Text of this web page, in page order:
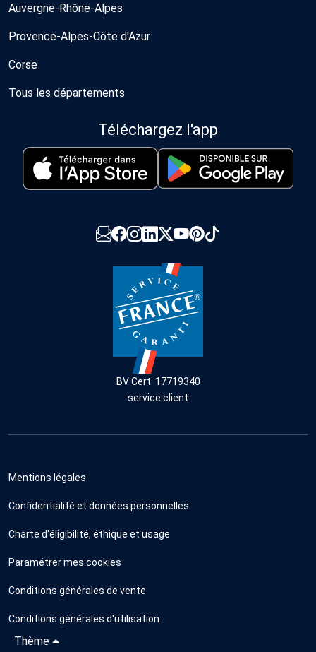
Auvergne-Rhône-Alpes
Provence-Alpes-Côte d'Azur
Corse
Tous les départements
Téléchargez l'app
BV Cert. 17719340
service client
Mentions légales
Confidentialité et données personnelles
Charte d'éligibilité, éthique et usage
Paramétrer mes cookies
Conditions générales de vente
Conditions générales d'utilisation
Thème